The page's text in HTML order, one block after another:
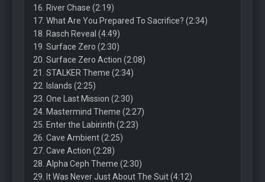
16. River Chase (2:19)
17. What Are You Prepared To Sacrifice? (2:34)
18. Rasch Reveal (4:49)
19. Surface Zero (2:30)
20. Surface Zero Action (2:08)
21. STALKER Theme (2:34)
22. Islands (2:25)
23. One Last Mission (2:30)
24. Mastermind Theme (2:27)
25. Enter the Labirinth (2:23)
26. Cave Ambient (2:25)
27. Cave Action (2:28)
28. Alpha Ceph Theme (2:30)
29. It Was Never Just About The Suit (4:12)